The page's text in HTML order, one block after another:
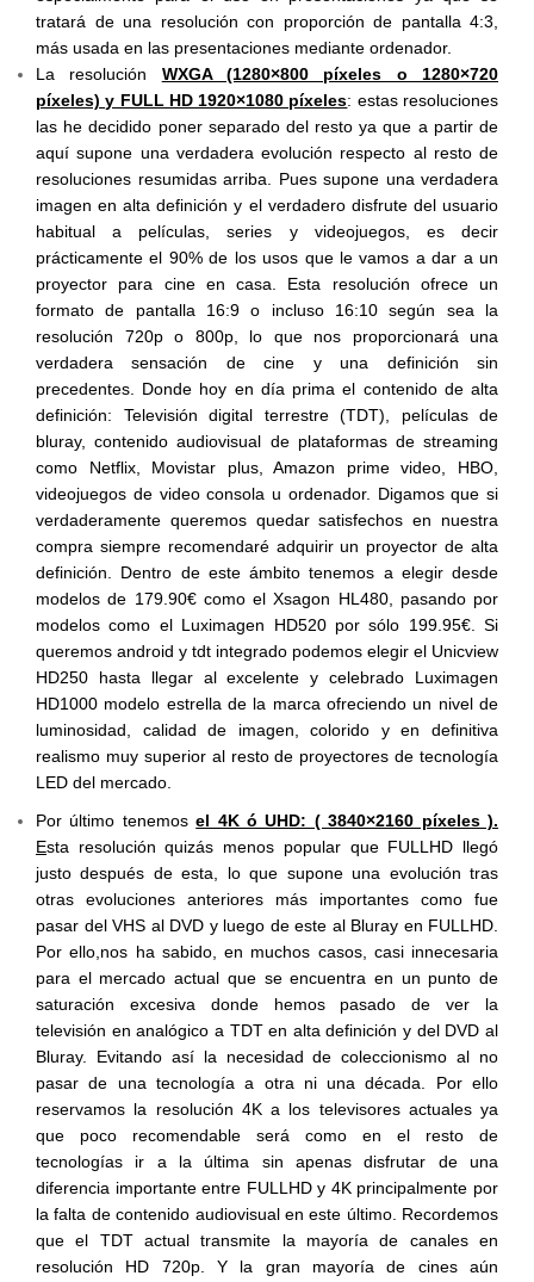
tratará de una resolución con proporción de pantalla 4:3,
más usada en las presentaciones mediante ordenador.
La resolución WXGA (1280×800 píxeles o 1280×720
píxeles) y FULL HD 1920×1080 píxeles: estas resoluciones
las he decidido poner separado del resto ya que a partir de
aquí supone una verdadera evolución respecto al resto de
resoluciones resumidas arriba. Pues supone una verdadera
imagen en alta definición y el verdadero disfrute del usuario
habitual a películas, series y videojuegos, es decir
prácticamente el 90% de los usos que le vamos a dar a un
proyector para cine en casa. Esta resolución ofrece un
formato de pantalla 16:9 o incluso 16:10 según sea la
resolución 720p o 800p, lo que nos proporcionará una
verdadera sensación de cine y una definición sin
precedentes. Donde hoy en día prima el contenido de alta
definición: Televisión digital terrestre (TDT), películas de
bluray, contenido audiovisual de plataformas de streaming
como Netflix, Movistar plus, Amazon prime video, HBO,
videojuegos de video consola u ordenador. Digamos que si
verdaderamente queremos quedar satisfechos en nuestra
compra siempre recomendaré adquirir un proyector de alta
definición. Dentro de este ámbito tenemos a elegir desde
modelos de 179.90€ como el Xsagon HL480, pasando por
modelos como el Luximagen HD520 por sólo 199.95€. Si
queremos android y tdt integrado podemos elegir el Unicview
HD250 hasta llegar al excelente y celebrado Luximagen
HD1000 modelo estrella de la marca ofreciendo un nivel de
luminosidad, calidad de imagen, colorido y en definitiva
realismo muy superior al resto de proyectores de tecnología
LED del mercado.
Por último tenemosel 4K ó UHD: ( 3840×2160 píxeles ).
Esta resolución quizás menos popular que FULLHD llegó
justo después de esta, lo que supone una evolución tras
otras evoluciones anteriores más importantes como fue
pasar del VHS al DVD y luego de este al Bluray en FULLHD.
Por ello,nos ha sabido, en muchos casos, casi innecesaria
para el mercado actual que se encuentra en un punto de
saturación excesiva donde hemos pasado de ver la
televisión en analógico a TDT en alta definición y del DVD al
Bluray. Evitando así la necesidad de coleccionismo al no
pasar de una tecnología a otra ni una década. Por ello
reservamos la resolución 4K a los televisores actuales ya
que poco recomendable será como en el resto de
tecnologías ir a la última sin apenas disfrutar de una
diferencia importante entre FULLHD y 4K principalmente por
la falta de contenido audiovisual en este último. Recordemos
que el TDT actual transmite la mayoría de canales en
resolución HD 720p. Y la gran mayoría de cines aún